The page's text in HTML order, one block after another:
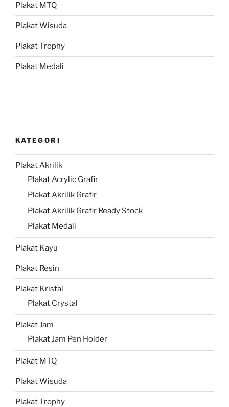
Plakat MTQ
Plakat Wisuda
Plakat Trophy
Plakat Medali
KATEGORI
Plakat Akrilik
Plakat Acrylic Grafir
Plakat Akrilik Grafir
Plakat Akrilik Grafir Ready Stock
Plakat Medali
Plakat Kayu
Plakat Resin
Plakat Kristal
Plakat Crystal
Plakat Jam
Plakat Jam Pen Holder
Plakat MTQ
Plakat Wisuda
Plakat Trophy